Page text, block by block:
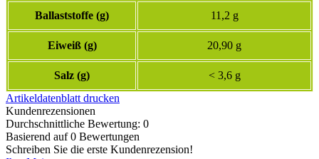
Ballaststoffe (g) 11,2 g
Eiweiß (g) 20,90 g
Salz (g)
< 3,6 g
Artikeldatenblatt drucken
Kundenrezensionen
Durchschnittliche Bewertung: 0
Basierend auf 0 Bewertungen
Schreiben Sie die erste Kundenrezension!